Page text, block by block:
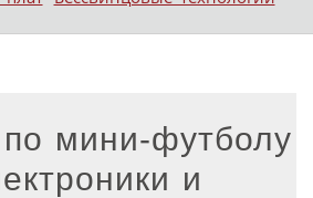
мини-футболу
и